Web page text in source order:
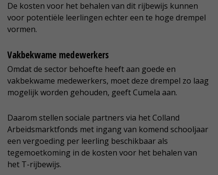
De kosten voor het behalen van dit rijbewijs kunnen
voor potentiële leerlingen echter een te hoge drempel
vormen.
Vakbekwame medewerkers
Omdat de sector behoefte heeft aan goede en
vakbekwame medewerkers, moet deze drempel zo laag
mogelijk worden gehouden, geeft Cumela aan.
Daarom stellen sociale partners via het Colland
Arbeidsmarktfonds met ingang van komend schooljaar
een vergoeding per leerling beschikbaar als
tegemoetkoming in de kosten voor het behalen van
het T-rijbewijs.